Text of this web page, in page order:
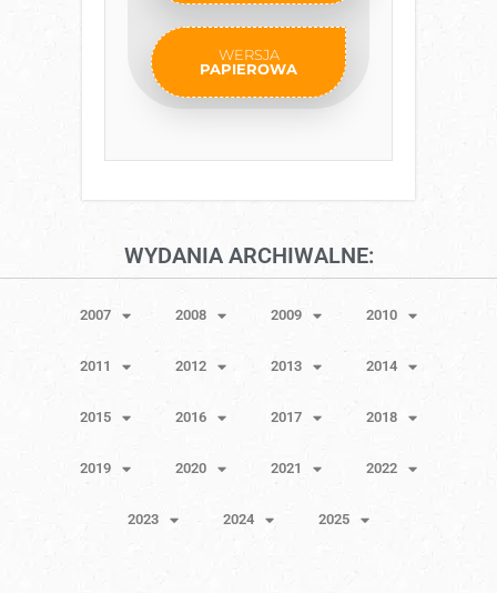
WERSJA
PAPIEROWA
WYDANIA ARCHIWALNE:
2007 2008 2009 2010
2011 2012 2013 2014
2015 2016 2017 2018
2019 2020 2021 2022
2023 2024 2025